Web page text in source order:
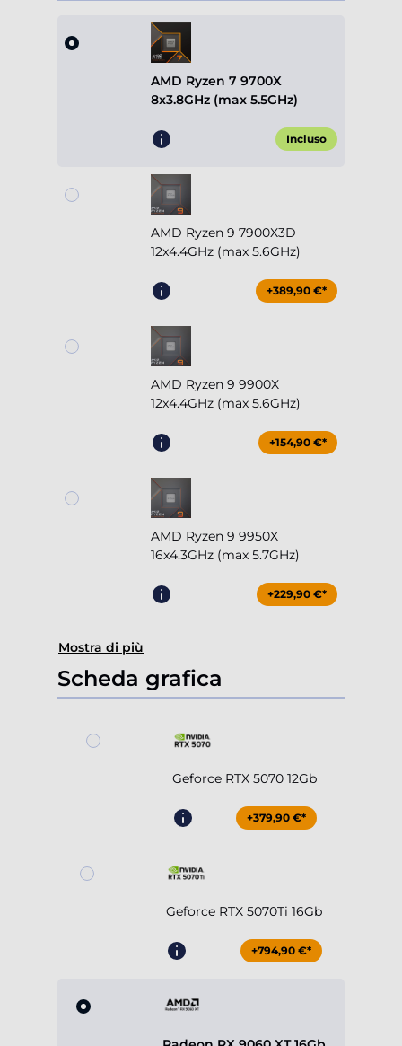
AMD Ryzen 7 9700X
8x3.8GHz (max 5.5GHz)
Incluso
AMD Ryzen 9 7900X3D
12x4.4GHz (max 5.6GHz)
+389,90 €*
AMD Ryzen 9 9900X
12x4.4GHz (max 5.6GHz)
+154,90 €*
AMD Ryzen 9 9950X
16x4.3GHz (max 5.7GHz)
+229,90 €*
Mostra di più
Scheda grafica
Geforce RTX 5070 12Gb
+379,90 €*
Geforce RTX 5070Ti 16Gb
+794,90 €*